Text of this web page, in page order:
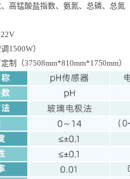
高锰酸盐指数、氨氮、总磷、总氮
1500W）
制（37508mm*810mm*1750mm）